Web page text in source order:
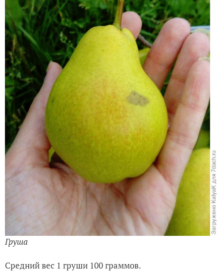
Груша
Средний вес 1 груши 100 граммов.